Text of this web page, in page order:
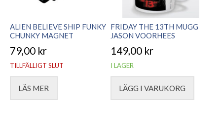
ALIEN BELIEVE SHIP FUNKY
CHUNKY MAGNET
79,00 kr
TILLFÄLLIGT SLUT
LÄS MER
FRIDAY THE 13TH MUGG
JASON VOORHEES
149,00 kr
I LAGER
LÄGG I VARUKORG